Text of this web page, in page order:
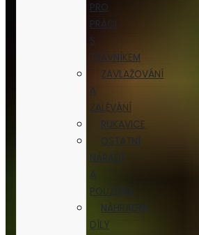
PRO
PRÁCI
S
TRÁVNÍKEM
ZAVLAŽOVÁNÍ
A
ZALÉVÁNÍ
RUKAVICE
OSTATNÍ
NÁŘADÍ
A
POUZDRA
NÁHRADNÍ
DÍLY